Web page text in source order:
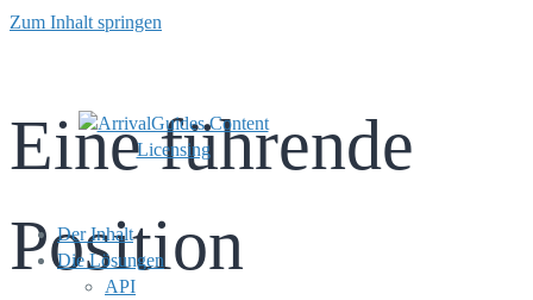
Zum Inhalt springen
Der Inhalt
Die Lösungen
API
Eine führende
Position